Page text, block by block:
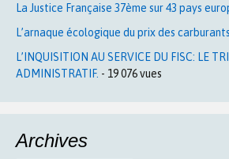
La Justice Française 37ème sur 43 pays
L’arnaque écologique du prix des carburants
L’INQUISITION AU SERVICE DU FISC: LE
ADMINISTRATIF. - 19 076 vues
Archives